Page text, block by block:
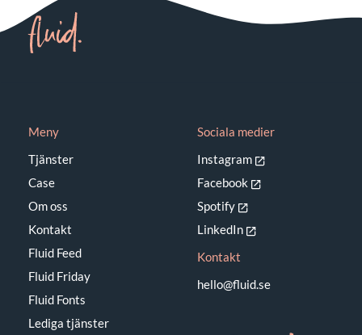
Linköpings
stadsmission
Meny
Tjänster
Case
Om oss
Kontakt
Fluid Feed
Fluid Friday
Fluid Fonts
Lediga tjänster
Sociala medier
Instagram
Facebook
Spotify
LinkedIn
Kontakt
hello@fluid.se